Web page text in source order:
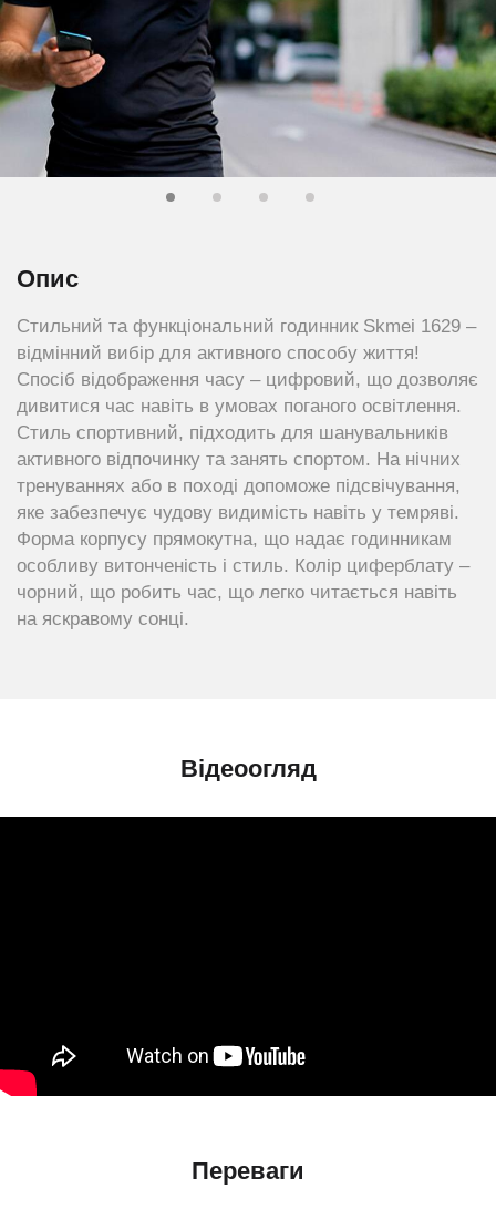
Опис
Стильний та функціональний годинник Skmei 1629 –
відмінний вибір для активного способу життя!
Спосіб відображення часу – цифровий, що дозволяє
дивитися час навіть в умовах поганого освітлення.
Стиль спортивний, підходить для шанувальників
активного відпочинку та занять спортом. На нічних
тренуваннях або в поході допоможе підсвічування,
яке забезпечує чудову видимість навіть у темряві.
Форма корпусу прямокутна, що надає годинникам
особливу витонченість і стиль. Колір циферблату –
чорний, що робить час, що легко читається навіть
на яскравому сонці.
Відеоогляд
Переваги